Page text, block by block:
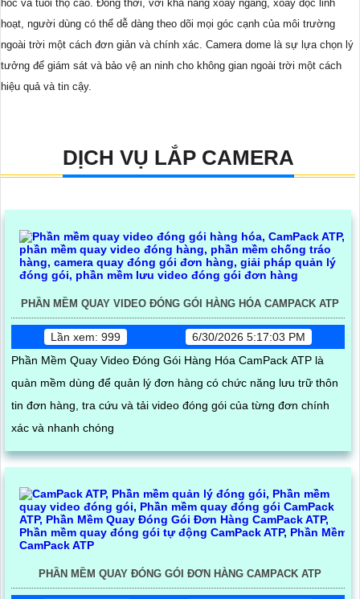
hóc và tuổi thọ cao. Đồng thời, với khả năng xoay ngang, xoay dọc linh
hoạt, người dùng có thể dễ dàng theo dõi mọi góc cạnh của môi trường
ngoài trời một cách đơn giản và chính xác. Camera dome là sự lựa chọn lý
tưởng để giám sát và bảo vệ an ninh cho không gian ngoài trời một cách
hiệu quả và tin cậy.
DỊCH VỤ LẮP CAMERA
PHẦN MỀM QUAY VIDEO ĐÓNG GÓI HÀNG HÓA CAMPACK ATP
Lần xem: 999
6/30/2026 5:17:03 PM
Phần Mềm Quay Video Đóng Gói Hàng Hóa CamPack ATP là
quàn mềm dùng để quản lý đơn hàng có chức năng lưu trữ thôn
tin đơn hàng, tra cứu và tải video đóng gói của từng đơn chính
xác và nhanh chóng
PHẦN MỀM QUAY ĐÓNG GÓI ĐƠN HÀNG CAMPACK ATP